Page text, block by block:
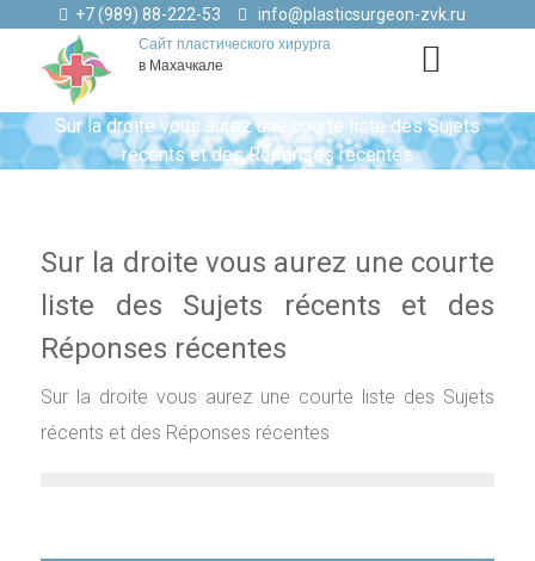
+7 (989) 88-222-53 info@plasticsurgeon-zvk.ru
Сайт пластического хирурга
в Махачкале
Sur la droite vous aurez une courte liste des Sujets
récents et des Réponses récentes
Sur la droite vous aurez une courte
liste des Sujets récents et des
Réponses récentes
Sur la droite vous aurez une courte liste des Sujets
récents et des Réponses récentes